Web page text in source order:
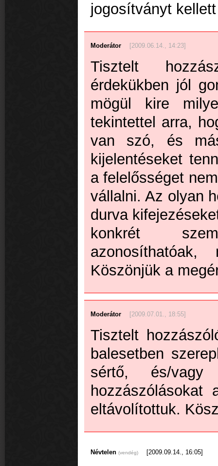
jogosítványt
Moderátor [2009.06.14., 14:23]
Tisztelt
érdekükben jól
mögül kire
tekintettel arra,
van szó, és
kijelentéseket
a felelősséget
vállalni. Az olyan
durva
konkrét
Köszönjük a
Moderátor [2009.07.01., 18:55]
Tisztelt
balesetben
sértő, és/
hozzászólásokat
eltávolítottuk.
Névtelen (vendég) [2009.09.14., 16:05]